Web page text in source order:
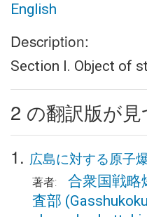
English
Description:
Section I. Object of
2 の翻訳版が
1. 広島に対する原子
著者:
合衆国戦略
査部